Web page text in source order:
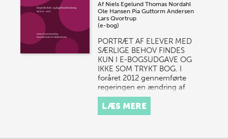
Af Niels Egelund Thomas Nordahl
Ole Hansen Pia Guttorm Andersen
Lars Qvortrup
(e-bog)
PORTRÆT AF ELEVER MED
SÆRLIGE BEHOV FINDES
KUN I E-BOGSUDGAVE OG
IKKE SOM TRYKT BOG. I
foråret 2012 gennemførte
regeringen en ændring af
folkeskolelov…
LÆS MERE